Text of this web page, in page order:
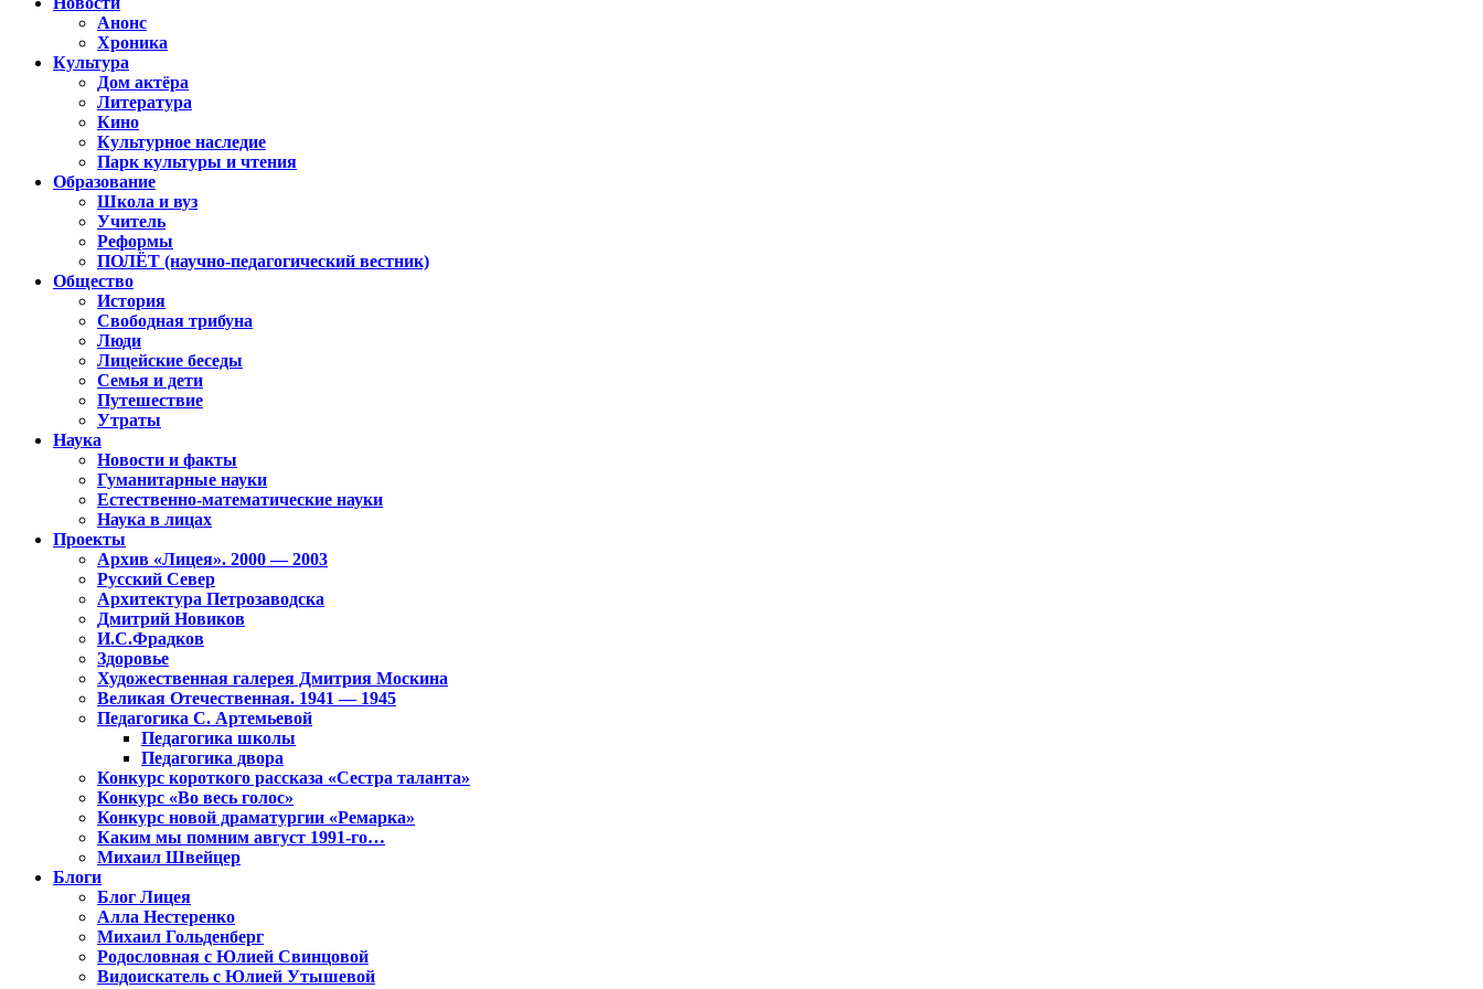
Анонс
Хроника
Культура
Дом актёра
Литература
Кино
Культурное наследие
Парк культуры и чтения
Образование
Школа и вуз
Учитель
Реформы
ПОЛЁТ (научно-педагогический вестник)
Общество
История
Свободная трибуна
Люди
Лицейские беседы
Семья и дети
Путешествие
Утраты
Наука
Новости и факты
Гуманитарные науки
Естественно-математические науки
Наука в лицах
Проекты
Архив «Лицея». 2000 — 2003
Русский Север
Архитектура Петрозаводска
Дмитрий Новиков
И.С.Фрадков
Здоровье
Художественная галерея Дмитрия Москина
Великая Отечественная. 1941 — 1945
Педагогика С. Артемьевой
Педагогика школы
Педагогика двора
Конкурс короткого рассказа «Сестра таланта»
Конкурс «Во весь голос»
Конкурс новой драматургии «Ремарка»
Каким мы помним август 1991-го…
Михаил Швейцер
Блоги
Блог Лицея
Алла Нестеренко
Михаил Гольденберг
Родословная с Юлией Свинцовой
Видоискатель с Юлией Утышевой